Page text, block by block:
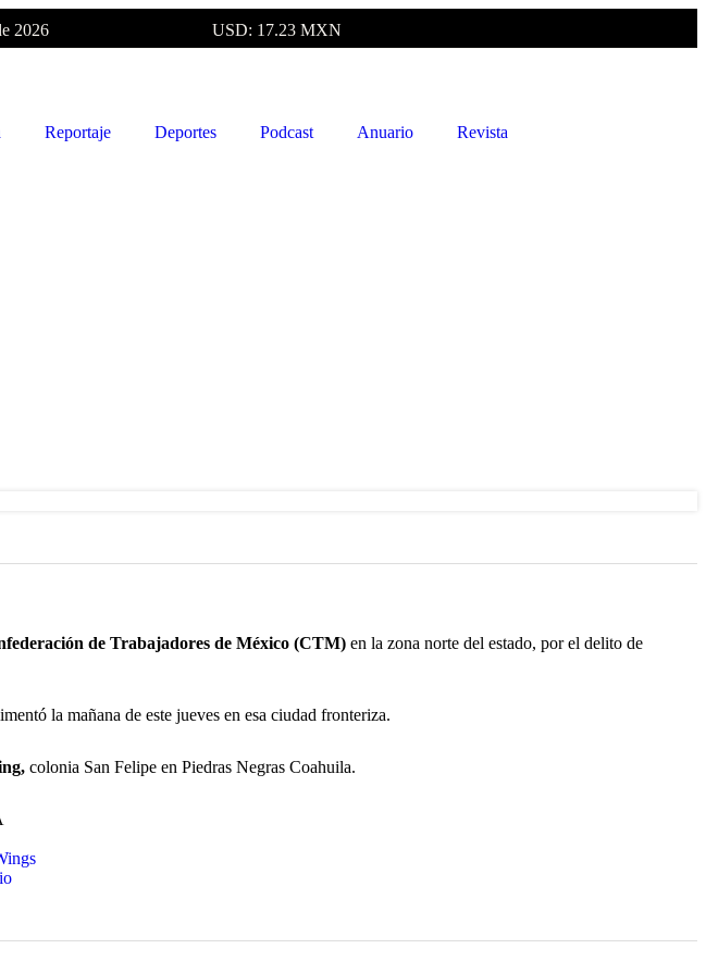
2026 USD: 17.23 MXN
Reportaje Deportes Podcast Anuario Revista
de Trabajadores de México (CTM) en la zona norte del estado, por el delito de
la mañana de este jueves en esa ciudad fronteriza.
colonia San Felipe en Piedras Negras Coahuila.